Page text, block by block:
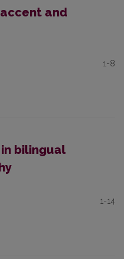
accent and
1-8
bilingual
1-14